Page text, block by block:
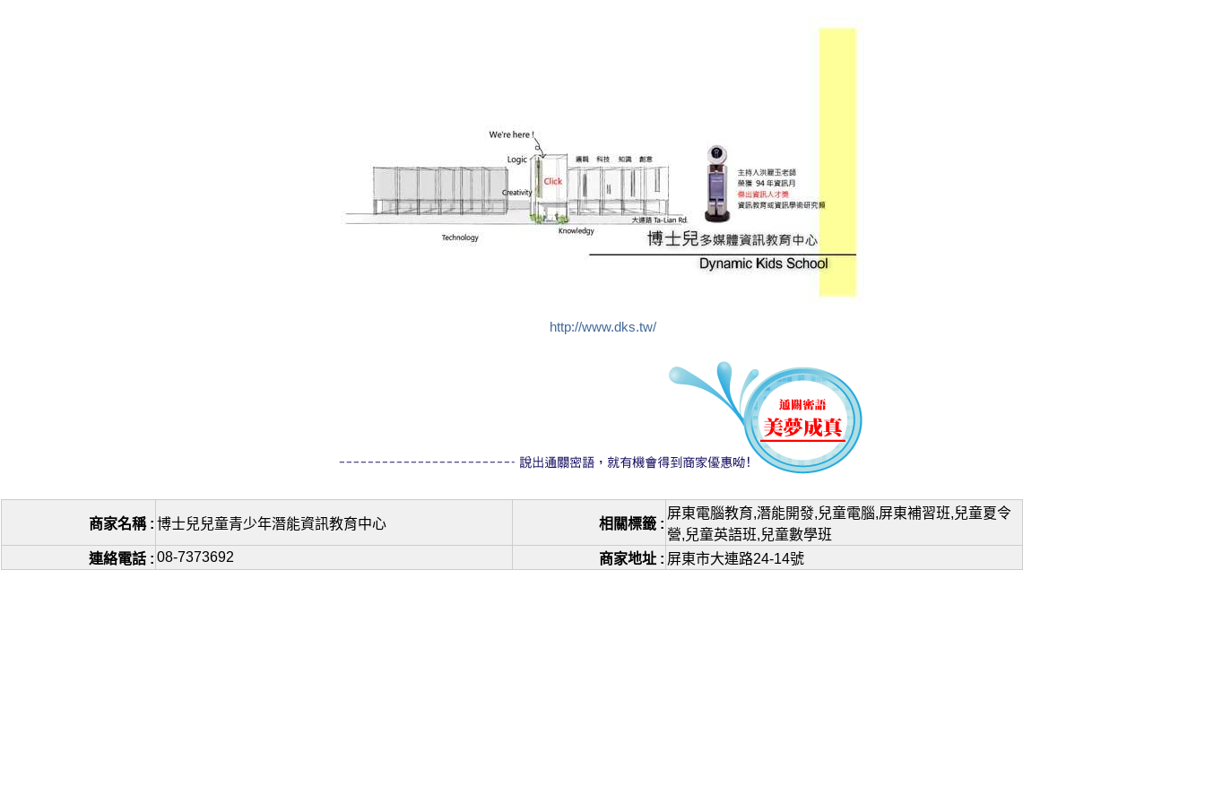
http://www.dks.tw/
商家名稱 : 博士兒兒童青少年潛能資訊教育中心 相關標籤 :
屏東電腦教育,潛能開發,兒童電腦,屏東補習班,兒童夏令
營,兒童英語班,兒童數學班
連絡電話 : 08-7373692 商家地址 : 屏東市大連路24-14號